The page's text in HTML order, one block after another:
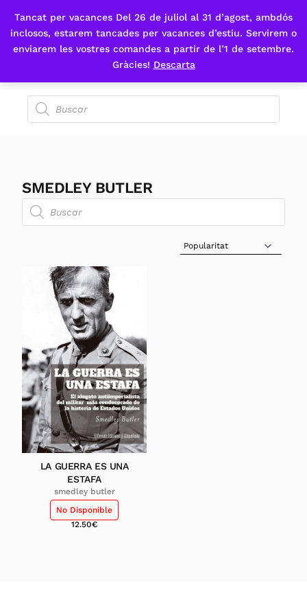
Tancat per vacances Del 26 de juliol al 31 d’agost, ambdós
inclosos, estarem tancades per vacances d’estiu. Servirem o
enviarem les vostres comandes a partir de l’1 de setembre.
Gràcies! Descarta
Fes-te'n sòcia
SMEDLEY BUTLER
Sort Products
LA GUERRA ES UNA
ESTAFA
smedley butler
No Disponible
12.50€